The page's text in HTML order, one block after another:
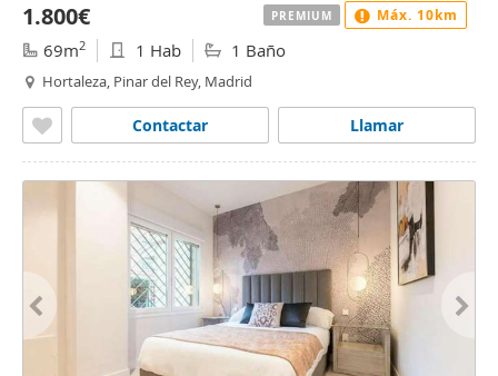
1.800€
69m2 1 Hab 1 Baño
Hortaleza, Pinar del Rey, Madrid
Llamar
Contactar
PREMIUM Máx. 10km